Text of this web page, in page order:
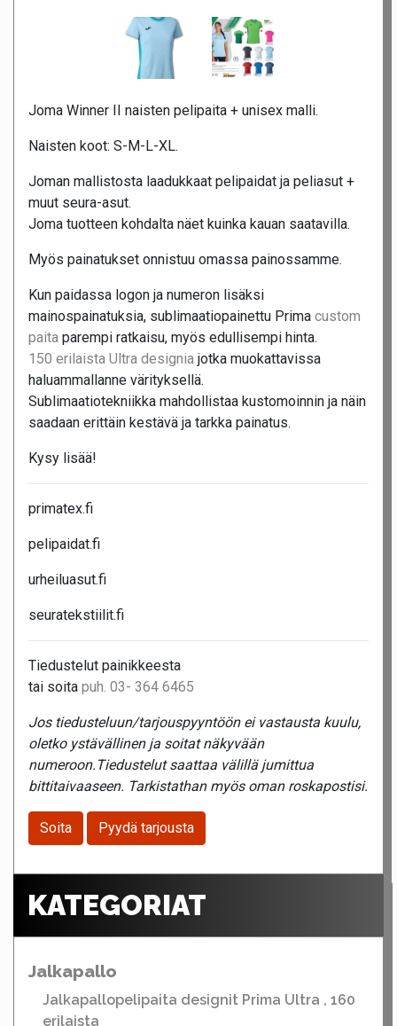
Joma Winner II naisten pelipaita + unisex malli.
Naisten koot: S-M-L-XL.
Joman mallistosta laadukkaat pelipaidat ja peliasut +
muut seura-asut.
Joma tuotteen kohdalta näet kuinka kauan saatavilla.
Myös painatukset onnistuu omassa painossamme.
Kun paidassa logon ja numeron lisäksi
mainospainatuksia, sublimaatiopainettu Prima custom
paita parempi ratkaisu, myös edullisempi hinta.
150 erilaista Ultra designia jotka muokattavissa
haluammallanne värityksellä.
Sublimaatiotekniikka mahdollistaa kustomoinnin ja näin
saadaan erittäin kestävä ja tarkka painatus.
Kysy lisää!
primatex.fi
pelipaidat.fi
urheiluasut.fi
seuratekstiilit.fi
Tiedustelut painikkeesta
tai soita puh. 03- 364 6465
Jos tiedusteluun/tarjouspyyntöön ei vastausta kuulu,
oletko ystävällinen ja soitat näkyvään
numeroon.Tiedustelut saattaa välillä jumittua
bittitaivaaseen. Tarkistathan myös oman roskapostisi.
Soita Pyydä tarjousta
KATEGORIAT
Jalkapallo
Jalkapallopelipaita designit Prima Ultra , 160
erilaista